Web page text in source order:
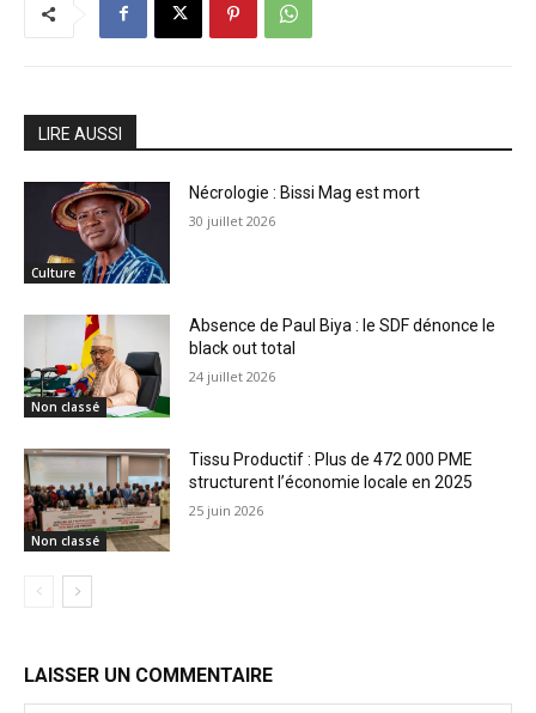
LIRE AUSSI
Culture
Nécrologie : Bissi Mag est mort
30 juillet 2026
Non classé
Absence de Paul Biya : le SDF dénonce le
black out total
24 juillet 2026
Non classé
Tissu Productif : Plus de 472 000 PME
structurent l’économie locale en 2025
25 juin 2026
LAISSER UN COMMENTAIRE